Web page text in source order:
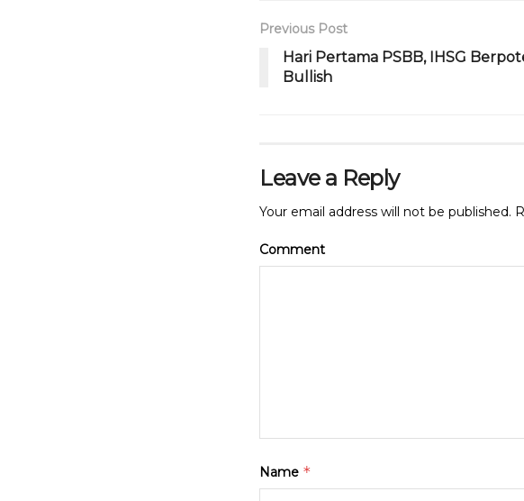
o
k
Previous Post
Hari Pertama PSBB, IHSG
Bullish
Leave a Reply
Your email address will not be published.
Comment
Name *